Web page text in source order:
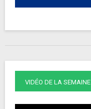
VIDÉO DE LA SEMAINE